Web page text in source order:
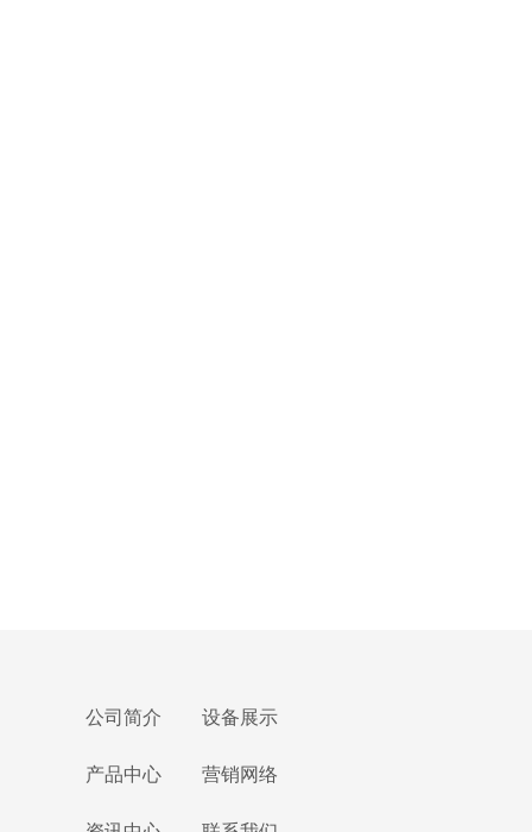
设备展示
营销网络
公司简介
产品中心